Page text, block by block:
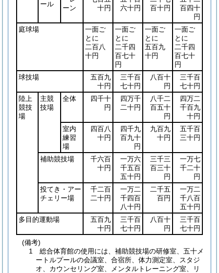
ール
ーン
十円
六十円
百十円
百四十
円
庭球場
一面ご
とに
二百八
十円
一面ご
とに
二千四
百七十
円
一面ご
とに
五百九
十円
一面ご
とに
二千四
百七十
円
球技場
五百九
十円
三千百
七十円
八百十
円
三千百
七十円
陸上
競技
場
主競
技場
全体
四千十
円
四万千
二十円
八千二
百五十
円
四万二
千百九
十円
室内
練習
場
四百八
十円
四千九
百九十
円
九百九
十円
五千百
三十円
補助競技場
千六百
十円
一万六
千五百
五十円
三千三
百三十
円
一万七
千二十
円
投てき・アー
チェリー場
千二百
二十円
一万二
千四百
八十円
二千五
百円
一万二
千八百
五十円
多目的運動場
五百九
十円
三千百
七十円
八百十
円
三千百
七十円
(備考)
1 総合体育館の使用には、補助競技場の研修室、五十メ
ートルプールの会議室、合宿所、体力測定室、スタジ
オ、カウンセリング室、メンタルトレーニング室、リ